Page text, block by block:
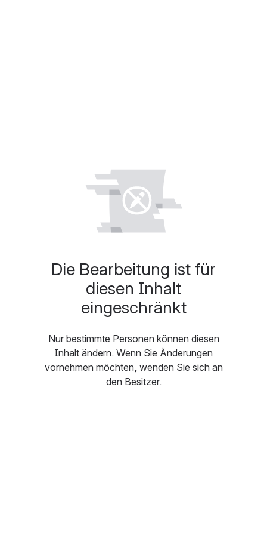
Die Bearbeitung ist für
diesen Inhalt
eingeschränkt
Nur bestimmte Personen können diesen
Inhalt ändern. Wenn Sie Änderungen
vornehmen möchten, wenden Sie sich an
den Besitzer.